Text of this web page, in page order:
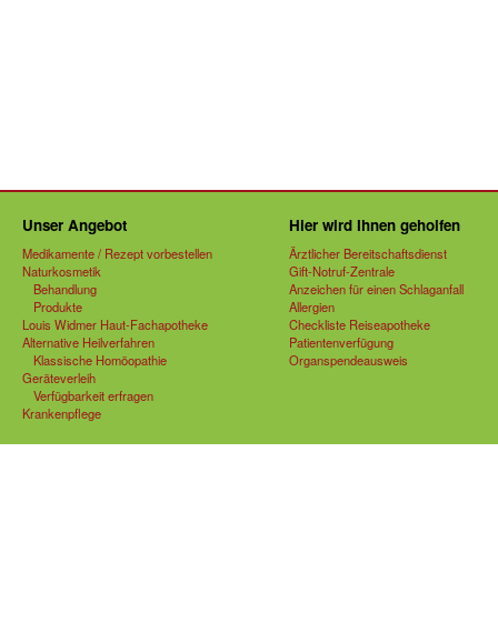
Unser Angebot
Medikamente / Rezept vorbestellen
Naturkosmetik
Behandlung
Produkte
Louis Widmer Haut-Fachapotheke
Alternative Heilverfahren
Klassische Homöopathie
Geräteverleih
Verfügbarkeit erfragen
Krankenpflege
Hier wird Ihnen geholfen
Ärztlicher Bereitschaftsdienst
Gift-Notruf-Zentrale
Anzeichen für einen Schlaganfall
Allergien
Checkliste Reiseapotheke
Patientenverfügung
Organspendeausweis